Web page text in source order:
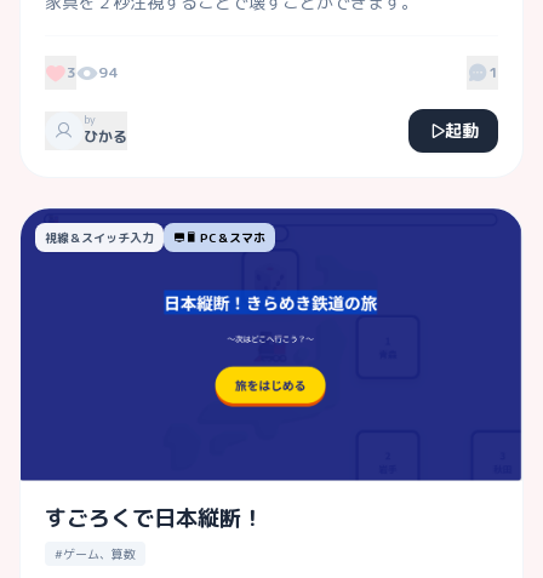
3 94 1
by
ひかる 起動
視線＆スイッチ入力 PC＆スマホ
すごろくで日本縦断！
#ゲーム、算数